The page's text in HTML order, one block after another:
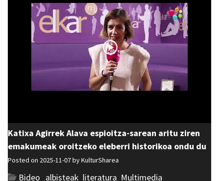
Katixa Agirrek Alava espioitza-sarean aritu ziren
emakumeak oroitzeko eleberri historikoa ondu du
Posted on 2025-11-07 byKulturSharea
Bideo_albisteak literatura Multimedia